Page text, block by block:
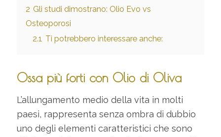
2 Gli studi dimostrano: Olio Evo vs
Osteoporosi
2.1 Ti potrebbero interessare anche:
Ossa più forti con Olio di Oliva
L’allungamento medio della vita in molti
paesi, rappresenta senza ombra di dubbio
uno degli elementi caratteristici che sono